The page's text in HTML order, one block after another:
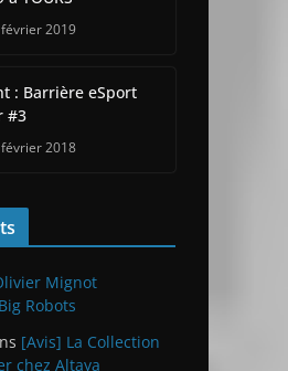
2019
: Barrière eSport
#3
2018
Mignot
Robots
[Avis] La Collection
chez Altaya